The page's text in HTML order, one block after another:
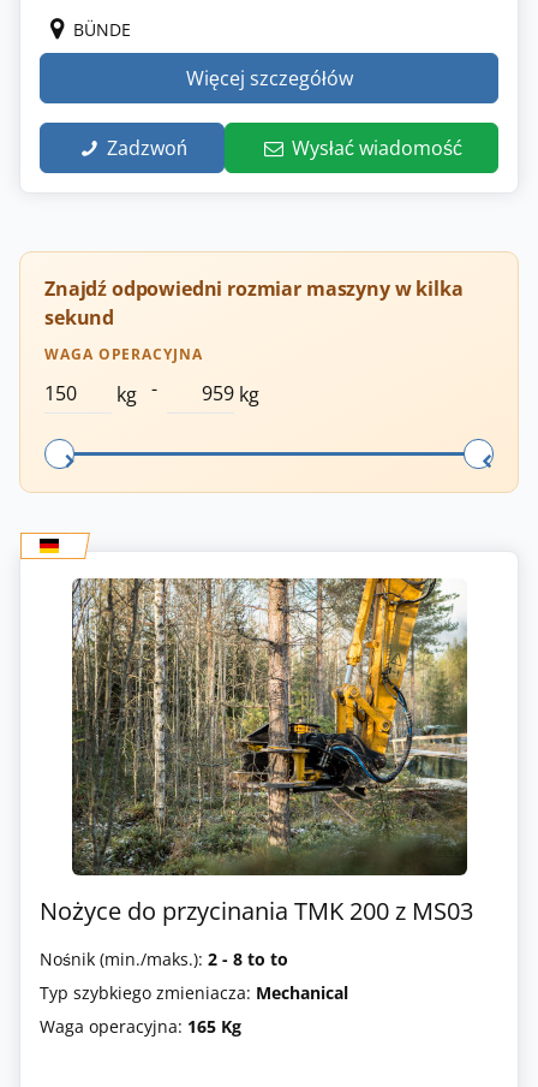
BÜNDE
Więcej szczegółów
Zadzwoń Wysłać wiadomość
Znajdź odpowiedni rozmiar maszyny w kilka
sekund
WAGA OPERACYJNA
kg - kg
Nożyce do przycinania TMK 200 z MS03
Nośnik (min./maks.): 2 - 8 to to
Typ szybkiego zmieniacza: Mechanical
Waga operacyjna: 165 Kg